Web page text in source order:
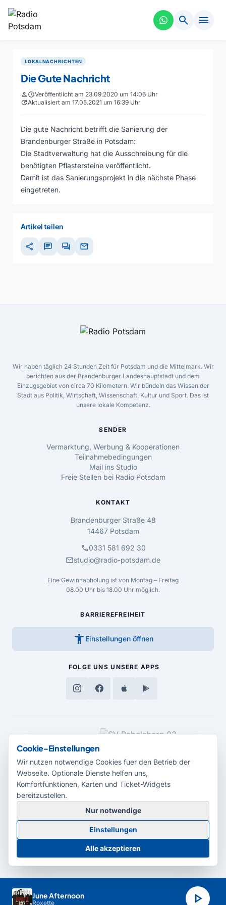
search menu
LOKALNACHRICHTEN
Die Gute Nachricht
personscheduleVeröffentlicht am 23.09.2020 um 14:06 Uhr
updateAktualisiert am 17.05.2021 um 16:39 Uhr
Die gute Nachricht betrifft die Sanierung der
Brandenburger Straße in Potsdam:
Die Stadtverwaltung hat die Ausschreibung für die
benötigten Pflastersteine veröffentlicht.
Damit ist das Sanierungsprojekt in die nächste Phase
eingetreten.
Artikel teilen
share chat forum mail
June Afternoon
Roxette play_arrow
Wir haben täglich 24 Stunden Zeit für Potsdam und die Mittelmark. Wir
berichten aus der Brandenburger Landeshauptstadt und dem
Einzugsgebiet von circa 70 Kilometern. Wir bündeln das Wissen der
Stadt aus Politik, Wirtschaft, Wissenschaft, Kultur und Sport. Das ist
unsere lokale Kompetenz.
SENDER
Vermarktung, Werbung & Kooperationen
Teilnahmebedingungen
Mail ins Studio
Freie Stellen bei Radio Potsdam
KONTAKT
Brandenburger Straße 48
14467 Potsdam
call0331 581 692 30
mailstudio@radio-potsdam.de
Eine Gewinnabholung ist von Montag – Freitag
08.00 Uhr bis 18.00 Uhr möglich.
BARRIEREFREIHEIT
accessibility_new Einstellungen öffnen
FOLGE UNS UNSERE APPS
MEDIENPARTNER
© 2026 Radio Potsdam. Webseite entwickelt durch dieMedienagentur
Babelsberg
BarrierefreiheitserklärungAGBDatenschutzImpressum
Cookie-Einstellungen
Cookie-Einstellungen
Wir nutzen notwendige Cookies fuer den Betrieb der
Webseite. Optionale Dienste helfen uns,
Komfortfunktionen, Karten und Ticket-Widgets
bereitzustellen.
Nur notwendige
Einstellungen
Alle akzeptieren